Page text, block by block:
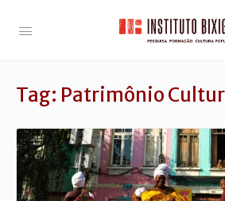
Tag: Patrimônio